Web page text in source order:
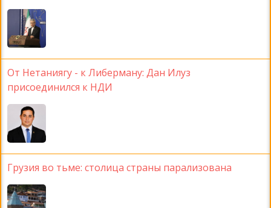
От Нетаниягу - к Либерману: Дан Илуз
присоединился к НДИ
Грузия во тьме: столица страны парализована